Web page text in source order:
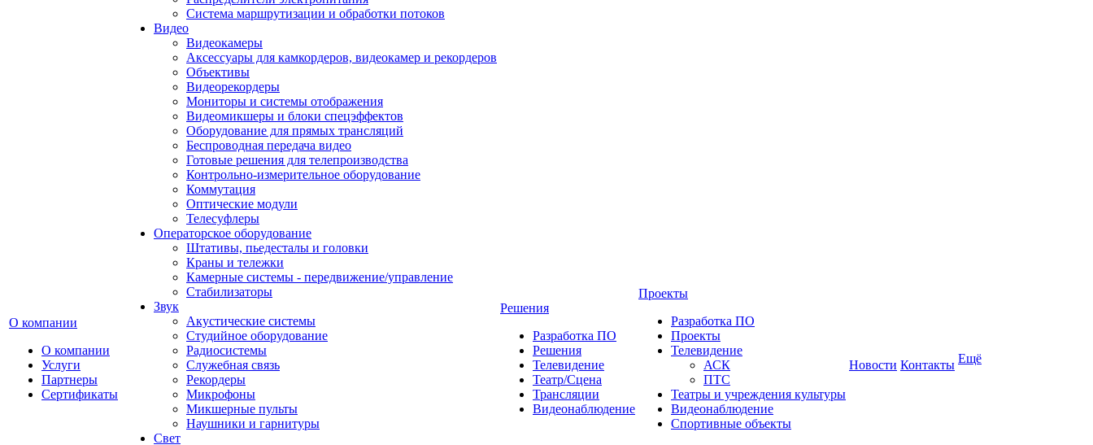
О компании
О компании
Услуги
Партнеры
Сертификаты
Система маршрутизации и обработки потоков
Видео
Видеокамеры
Аксессуары для камкордеров, видеокамер и рекордеров
Объективы
Видеорекордеры
Мониторы и системы отображения
Видеомикшеры и блоки спецэффектов
Оборудование для прямых трансляций
Беспроводная передача видео
Готовые решения для телепроизводства
Контрольно-измерительное оборудование
Коммутация
Оптические модули
Телесуфлеры
Операторское оборудование
Штативы, пьедесталы и головки
Краны и тележки
Камерные системы - передвижение/управление
Стабилизаторы
Звук
Акустические системы
Студийное оборудование
Радиосистемы
Служебная связь
Рекордеры
Микрофоны
Микшерные пульты
Наушники и гарнитуры
Свет
Решения
Разработка ПО
Решения
Телевидение
Театр/Сцена
Трансляции
Видеонаблюдение
Проекты
Разработка ПО
Проекты
Телевидение
АСК
ПТС
Театры и учреждения культуры
Видеонаблюдение
Спортивные объекты
Новости Контакты Ещё